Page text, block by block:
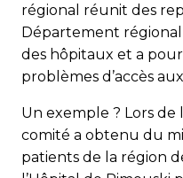
régional réunit des
Département
des hôpitaux et a
problèmes d’accès
Un exemple ? Lors
comité a obtenu du
patients de la région